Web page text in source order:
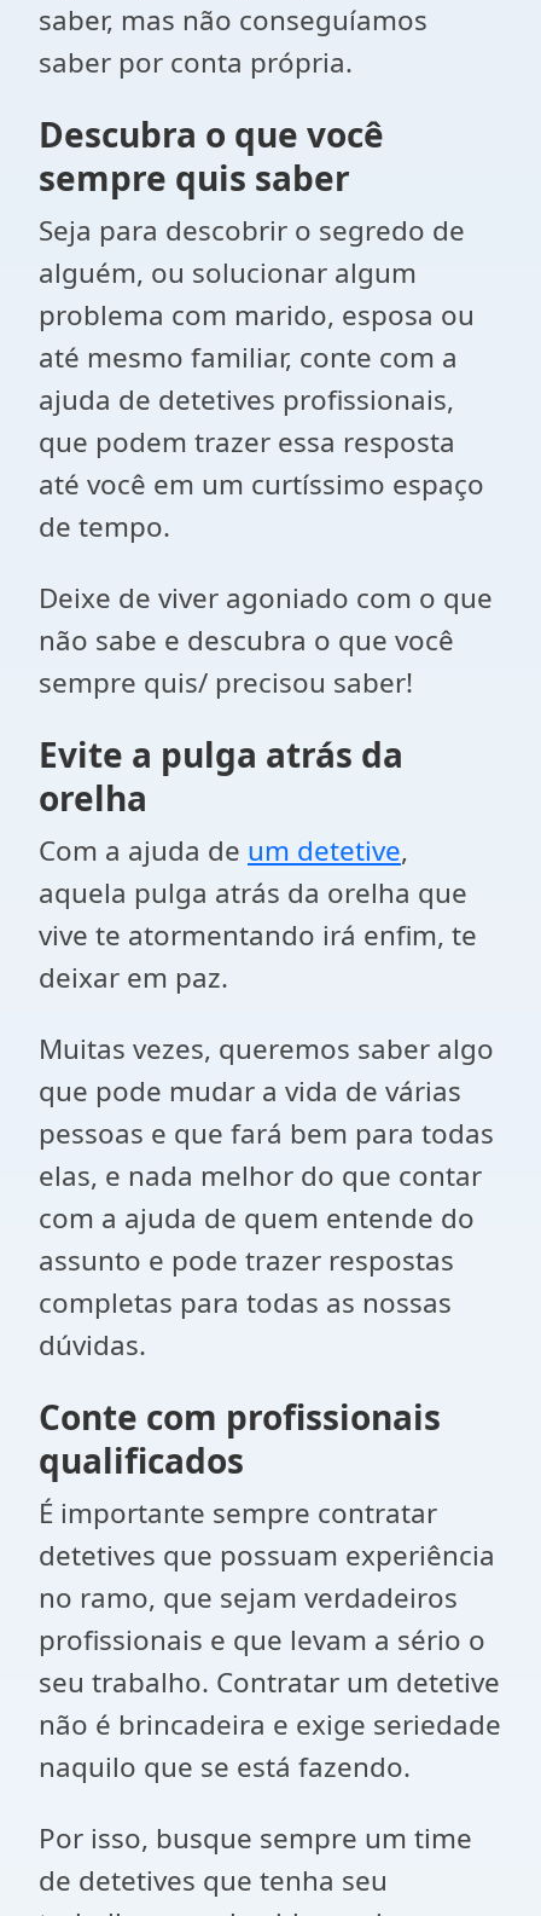
saber, mas não conseguíamos
saber por conta própria.
Descubra o que você
sempre quis saber
Seja para descobrir o segredo de
alguém, ou solucionar algum
problema com marido, esposa ou
até mesmo familiar, conte com a
ajuda de detetives profissionais,
que podem trazer essa resposta
até você em um curtíssimo espaço
de tempo.
Deixe de viver agoniado com o que
não sabe e descubra o que você
sempre quis/ precisou saber!
Evite a pulga atrás da
orelha
Com a ajuda de um detetive,
aquela pulga atrás da orelha que
vive te atormentando irá enfim, te
deixar em paz.
Muitas vezes, queremos saber algo
que pode mudar a vida de várias
pessoas e que fará bem para todas
elas, e nada melhor do que contar
com a ajuda de quem entende do
assunto e pode trazer respostas
completas para todas as nossas
dúvidas.
Conte com profissionais
qualificados
É importante sempre contratar
detetives que possuam experiência
no ramo, que sejam verdadeiros
profissionais e que levam a sério o
seu trabalho. Contratar um detetive
não é brincadeira e exige seriedade
naquilo que se está fazendo.
Por isso, busque sempre um time
de detetives que tenha seu